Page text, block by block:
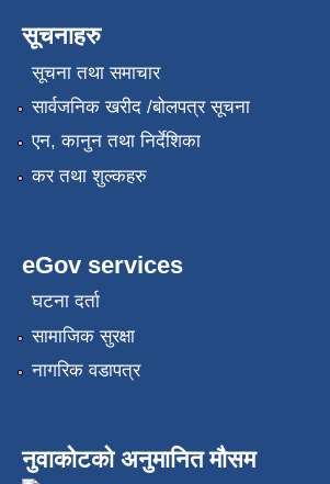
सूचनाहरु
सूचना तथा समाचार
सार्वजनिक खरीद /बोलपत्र सूचना
एन, कानुन तथा निर्देशिका
कर तथा शुल्कहरु
eGov services
घटना दर्ता
सामाजिक सुरक्षा
नागरिक वडापत्र
नुवाकोटको अनुमानित मौसम